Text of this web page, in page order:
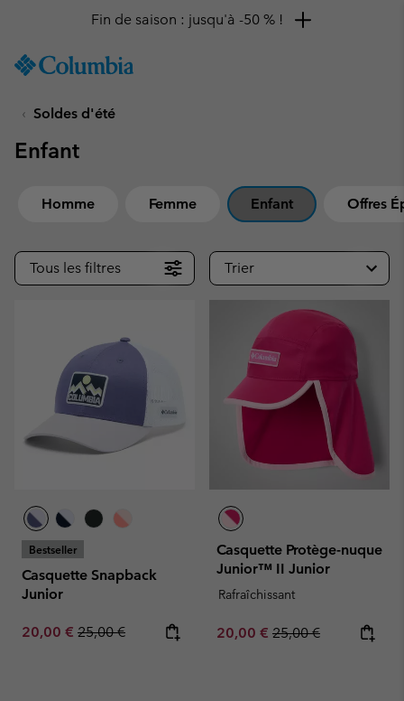
TO
SKIP
MAIN
SKIP
Fin de saison : jusqu'à -50 % !
Soldes d'été
Enfant
Homme Femme Enfant Offres
Tous les filtres Trier
Bestseller
Casquette Snapback
Junior
Sale price:
20,00 € Regular price:
25,00 €
Casquette Protège-nuque
Junior™ II Junior
Rafraîchissant
Sale price:
20,00 € Regular price:
25,00 €